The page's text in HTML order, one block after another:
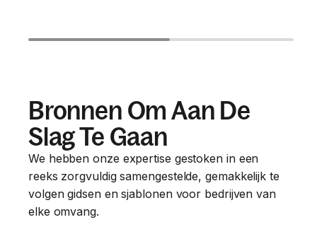
Bronnen Om Aan De
Slag Te Gaan
We hebben onze expertise gestoken in een
reeks zorgvuldig samengestelde, gemakkelijk te
volgen gidsen en sjablonen voor bedrijven van
elke omvang.